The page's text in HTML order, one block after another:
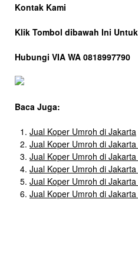
Kontak Kami
Klik Tombol dibawah Ini
Hubungi VIA WA 0818997790
Baca Juga:
Jual Koper Umroh di Jakarta
Jual Koper Umroh di
Jual Koper Umroh di
Jual Koper Umroh di
Jual Koper Umroh di
Jual Koper Umroh di